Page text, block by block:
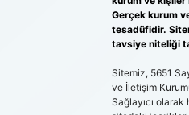
Gerçek kurum
tesadüfidir.
tavsiye niteliği
Sitemiz, 5651
ve İletişim
Sağlayıcı